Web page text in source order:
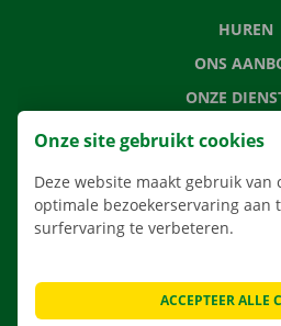
HUREN
ONS
ONZE
LOCATIES
Onze site gebruikt cookies
Deze website maakt gebruik van
optimale bezoekerservaring aan
surfervaring te verbeteren.
ACCEPTEER ALLE